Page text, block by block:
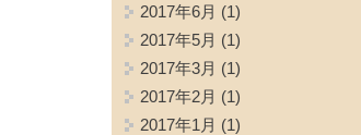
2017年6月 (1)
2017年5月 (1)
2017年3月 (1)
2017年2月 (1)
2017年1月 (1)